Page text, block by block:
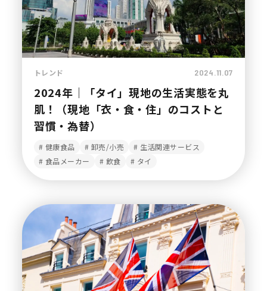
トレンド 2024.11.07
2024年｜「タイ」現地の生活実態を丸
肌！（現地「衣・食・住」のコストと
習慣・為替）
健康食品 卸売/小売
生活関連サービス
食品メーカー
飲食 タイ